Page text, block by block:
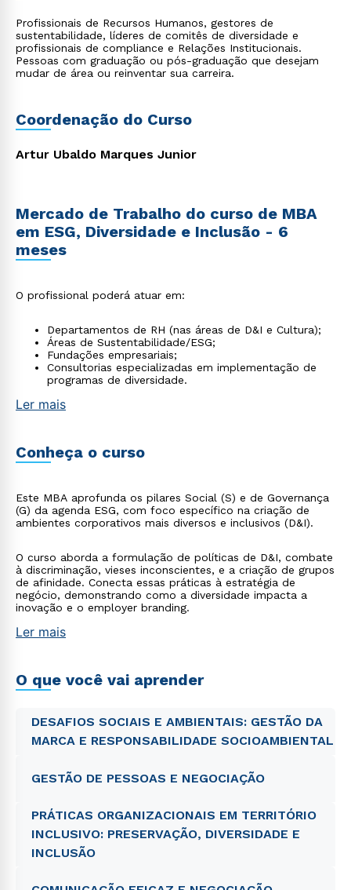
Profissionais de Recursos Humanos, gestores de
sustentabilidade, líderes de comitês de diversidade e
profissionais de compliance e Relações Institucionais.
Pessoas com graduação ou pós-graduação que desejam
mudar de área ou reinventar sua carreira.
Coordenação do Curso
Artur Ubaldo Marques Junior
Mercado de Trabalho do curso de MBA
em ESG, Diversidade e Inclusão - 6
meses
O profissional poderá atuar em:
Departamentos de RH (nas áreas de D&I e Cultura);
Áreas de Sustentabilidade/ESG;
Fundações empresariais;
Consultorias especializadas em implementação de
programas de diversidade.
Ler mais
Conheça o curso
Este MBA aprofunda os pilares Social (S) e de Governança
(G) da agenda ESG, com foco específico na criação de
ambientes corporativos mais diversos e inclusivos (D&I).
O curso aborda a formulação de políticas de D&I, combate
à discriminação, vieses inconscientes, e a criação de grupos
de afinidade. Conecta essas práticas à estratégia de
negócio, demonstrando como a diversidade impacta a
inovação e o employer branding.
Ler mais
O que você vai aprender
DESAFIOS SOCIAIS E AMBIENTAIS: GESTÃO DA
MARCA E RESPONSABILIDADE SOCIOAMBIENTAL
GESTÃO DE PESSOAS E NEGOCIAÇÃO
PRÁTICAS ORGANIZACIONAIS EM TERRITÓRIO
INCLUSIVO: PRESERVAÇÃO, DIVERSIDADE E
INCLUSÃO